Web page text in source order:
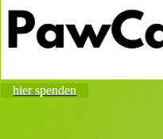
hier spenden